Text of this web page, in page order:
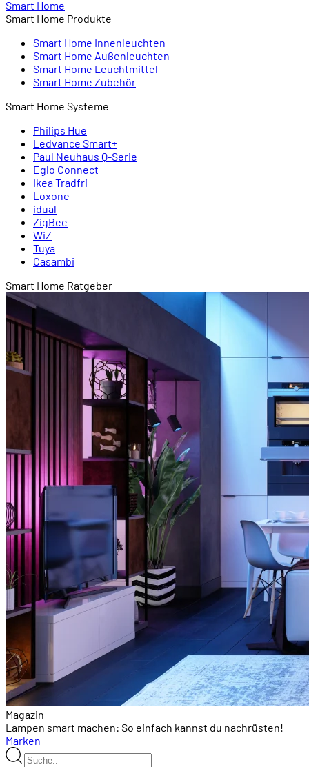
Smart Home
Smart Home Produkte
Smart Home Innenleuchten
Smart Home Außenleuchten
Smart Home Leuchtmittel
Smart Home Zubehör
Smart Home Systeme
Philips Hue
Ledvance Smart+
Paul Neuhaus Q-Serie
Eglo Connect
Ikea Tradfri
Loxone
idual
ZigBee
WiZ
Tuya
Casambi
Smart Home Ratgeber
Magazin
Lampen smart machen: So einfach kannst du nachrüsten!
Marken